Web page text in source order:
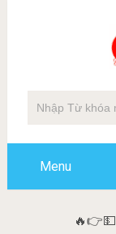
Menu
🔥👉💵